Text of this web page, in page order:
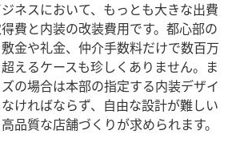
ネスにおいて、もっとも大きな出費
費と内装の改装費用です。都心部の
金や礼金、仲介手数料だけで数百万
えるケースも珍しくありません。ま
の場合は本部の指定する内装デザイ
ければならず、自由な設計が難しい
品質な店舗づくりが求められます。